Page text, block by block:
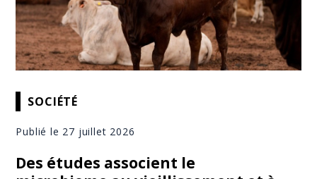
SOCIÉTÉ
Publié le 27 juillet 2026
Des études associent le